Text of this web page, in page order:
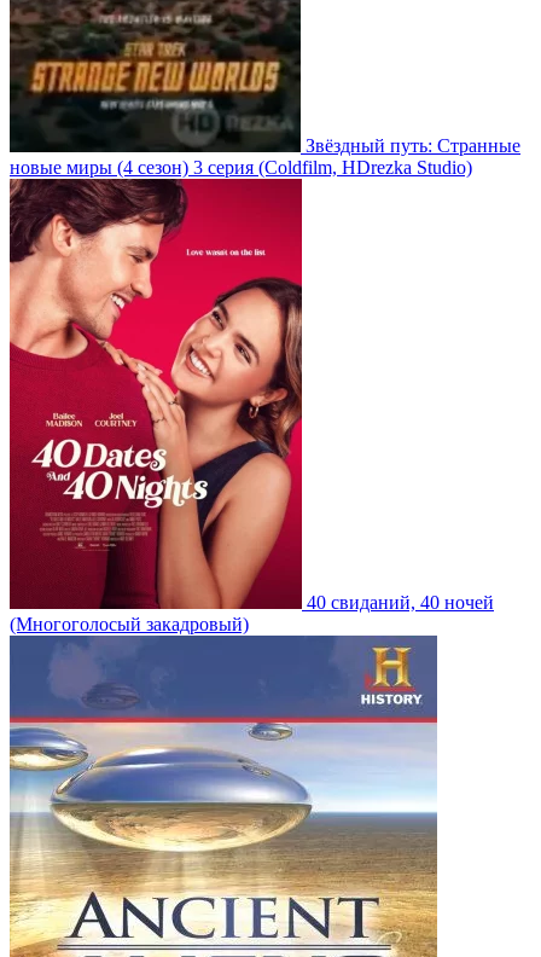
Звёздный путь: Странные
новые миры (4 сезон) 3 серия (Coldfilm, HDrezka Studio)
40 свиданий, 40 ночей
(Многоголосый закадровый)